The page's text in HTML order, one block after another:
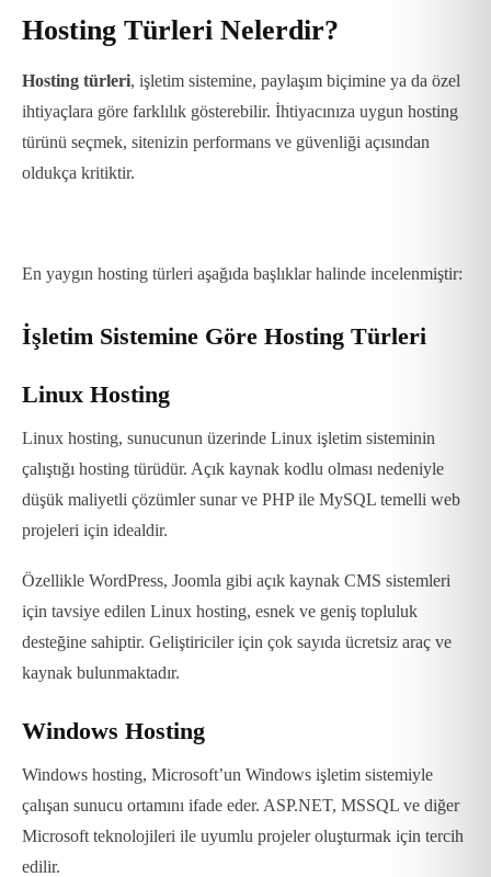
Hosting Türleri Nelerdir?
Hosting türleri, işletim sistemine, paylaşım biçimine ya da özel
ihtiyaçlara göre farklılık gösterebilir. İhtiyacınıza uygun hosting
türünü seçmek, sitenizin performans ve güvenliği açısından
oldukça kritiktir.
En yaygın hosting türleri aşağıda başlıklar halinde incelenmiştir:
İşletim Sistemine Göre Hosting Türleri
Linux Hosting
Linux hosting, sunucunun üzerinde Linux işletim sisteminin
çalıştığı hosting türüdür. Açık kaynak kodlu olması nedeniyle
düşük maliyetli çözümler sunar ve PHP ile MySQL temelli web
projeleri için idealdir.
Özellikle WordPress, Joomla gibi açık kaynak CMS sistemleri
için tavsiye edilen Linux hosting, esnek ve geniş topluluk
desteğine sahiptir. Geliştiriciler için çok sayıda ücretsiz araç ve
kaynak bulunmaktadır.
Windows Hosting
Windows hosting, Microsoft’un Windows işletim sistemiyle
çalışan sunucu ortamını ifade eder. ASP.NET, MSSQL ve diğer
Microsoft teknolojileri ile uyumlu projeler oluşturmak için tercih
edilir.